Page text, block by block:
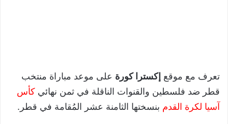
تعرف مع موقع إكسترا كورة على موعد مباراة منتخب
قطر ضد فلسطين والقنوات الناقلة في ثمن نهائي كأس
آسيا لكرة القدم بنسختها الثامنة عشر المُقامة في قطر.